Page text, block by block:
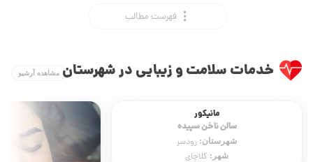
فهرست مطالب
خدمات سلامت و زیبایی در شهرستان مشاهده آرشیو